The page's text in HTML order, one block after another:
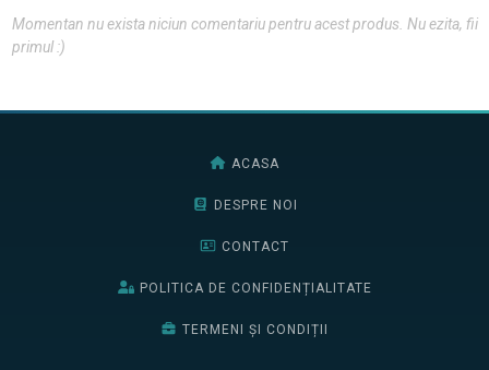
Momentan nu exista niciun comentariu pentru acest produs. Nu ezita, fii
primul :)
ACASA
DESPRE NOI
CONTACT
POLITICA DE CONFIDENȚIALITATE
TERMENI ȘI CONDIȚII